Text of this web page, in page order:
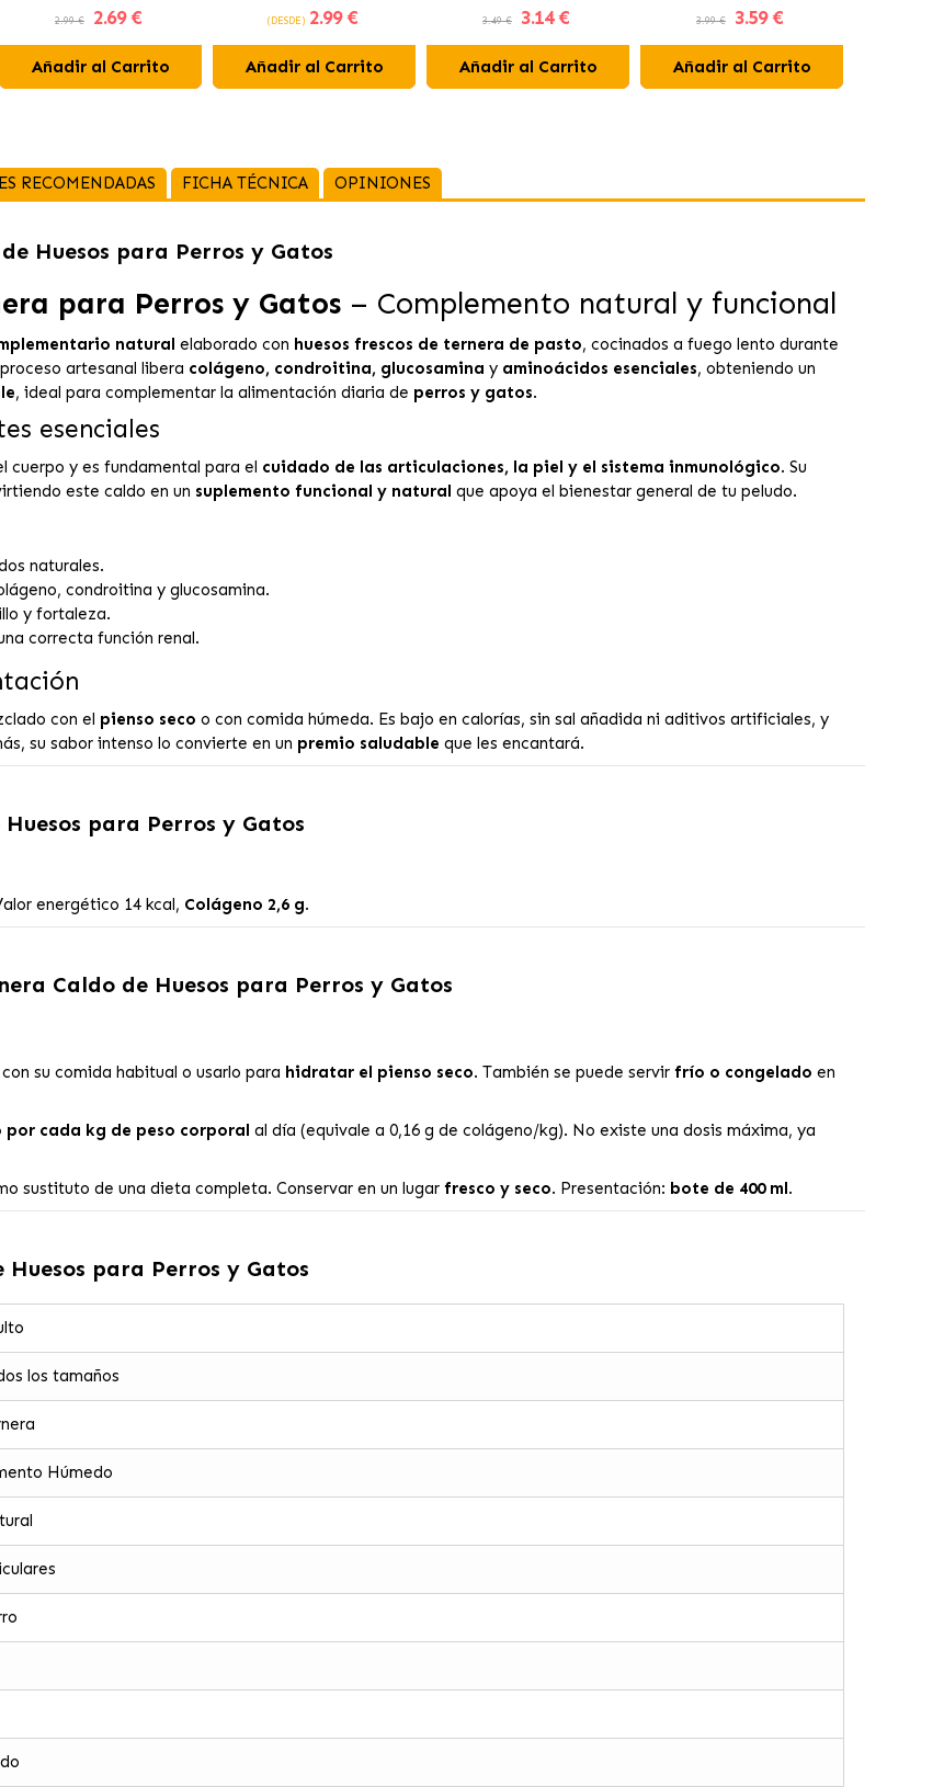
Huevo para Perros y Gatos
2.99 € 2.69 €
Añadir al Carrito
Perros 12 cm
(DESDE) 2.99 €
Añadir al Carrito
para Perros
3.49 € 3.14 €
Añadir al Carrito
para Perros y Gatos
3.99 € 3.59 €
Añadir al Carrito
RECOMENDADAS FICHA TÉCNICA OPINIONES
Huesos para Perros y Gatos
para Perros y Gatos– Complemento natural y funcional
natural elaborado con huesos frescos de ternera de pasto, cocinados a fuego lento durante
artesanal libera colágeno, condroitina, glucosamina y aminoácidos esenciales, obteniendo un
, ideal para complementar la alimentación diaria de perros y gatos.
esenciales
cuerpo y es fundamental para el cuidado de las articulaciones, la piel y el sistema inmunológico. Su
este caldo en un suplemento funcional y natural que apoya el bienestar general de tu peludo.
naturales.
condroitina y glucosamina.
y fortaleza.
correcta función renal.
con el pienso seco o con comida húmeda. Es bajo en calorías, sin sal añadida ni aditivos artificiales, y
su sabor intenso lo convierte en un premio saludable que les encantará.
para Perros y Gatos
energético 14 kcal, Colágeno 2,6 g.
Caldo de Huesos para Perros y Gatos
su comida habitual o usarlo para hidratar el pienso seco. También se puede servir frío o congelado en
por cada kg de peso corporal al día (equivale a 0,16 g de colágeno/kg). No existe una dosis máxima, ya
sustituto de una dieta completa. Conservar en un lugar fresco y seco. Presentación: bote de 400 ml.
Huesos para Perros y Gatos
los tamaños
Húmedo